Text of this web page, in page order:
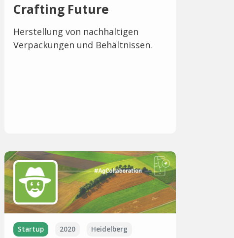
Crafting Future
Herstellung von nachhaltigen
Verpackungen und Behältnissen.
Startup 2020 Heidelberg